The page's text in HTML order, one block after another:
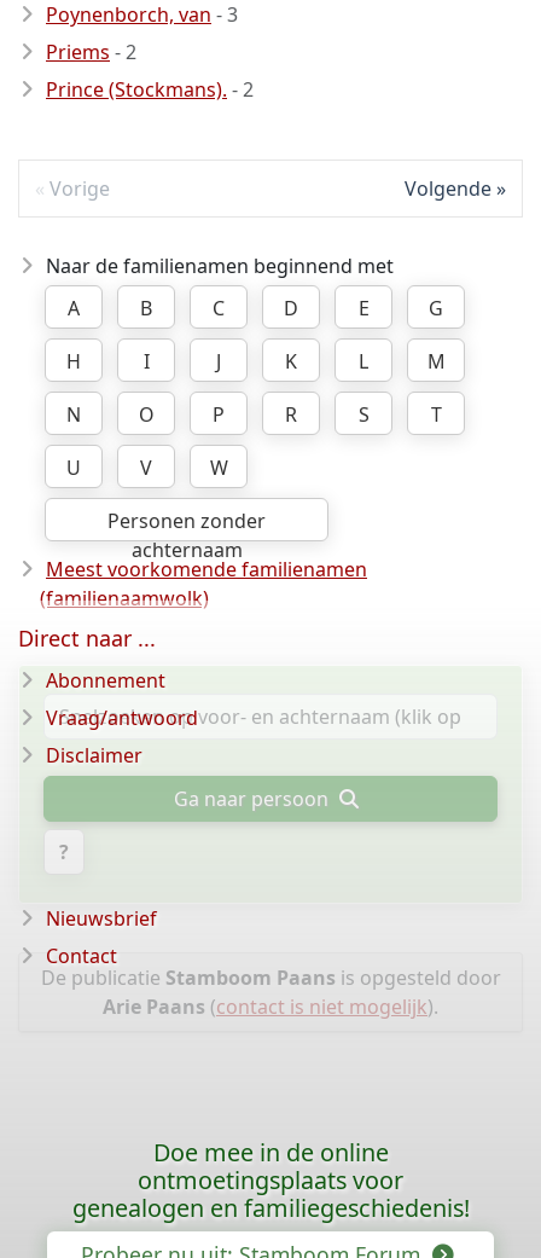
Poynenborch, van - 3
Priems - 2
Prince (Stockmans). - 2
Vorige Volgende
Naar de familienamen beginnend met
A
B C D E
G
H
I J K L
M
N
O P R S
T
U
V
W
Personen zonder
achternaam
Meest voorkomende familienamen
(familienaamwolk)
Ga naar persoon
?
De publicatie Stamboom Paans is opgesteld door
Arie Paans (contact is niet mogelijk).
Direct naar ...
Abonnement
Vraag/antwoord
Disclaimer
Nieuwsbrief
Contact
Doe mee in de online
ontmoetingsplaats voor
genealogen en familiegeschiedenis!